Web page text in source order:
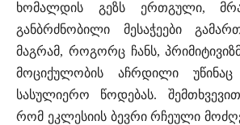
ხომალდის გეზს ერთგული,
განბრძნობილი მესაჭეები
მაგრამ, როგორც ჩანს,
მოციქულობის აჩრდილი
სასულიერო წოდებას.
რომ ეკლესიის ბევრი რჩეული